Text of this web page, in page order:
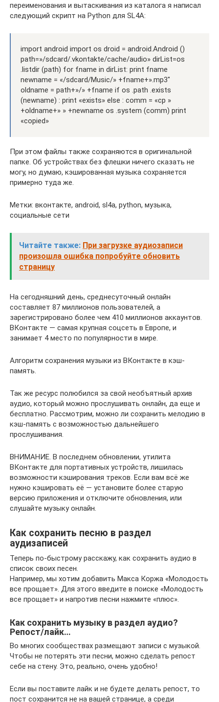
переименования и вытаскивания из каталога я написал
следующий скрипт на Python для SL4A:
import android import os droid = android.Android ()
path=»/sdcard/.vkontakte/cache/audio» dirList=os
.listdir (path) for fname in dirList: print fname
newname = «/sdcard/Music/» +fname+».mp3″
oldname = path+»/» +fname if os .path .exists
(newname) : print «exists» else : comm = «cp »
+oldname+» » +newname os .system (comm) print
«copied»
При этом файлы также сохраняются в оригинальной
папке. Об устройствах без флешки ничего сказать не
могу, но думаю, кэшированная музыка сохраняется
примерно туда же.
Метки: вконтакте, android, sl4a, python, музыка,
социальные сети
Читайте также: При загрузке аудиозаписи
произошла ошибка попробуйте обновить
страницу
На сегодняшний день, среднесуточный онлайн
составляет 87 миллионов пользователей, а
зарегистрировано более чем 410 миллионов аккаунтов.
ВКонтакте — самая крупная соцсеть в Европе, и
занимает 4 место по популярности в мире.
Алгоритм сохранения музыки из ВКонтакте в кэш-
память.
Так же ресурс полюбился за свой необъятный архив
аудио, который можно прослушивать онлайн, да еще и
бесплатно. Рассмотрим, можно ли сохранить мелодию в
кэш-память с возможностью дальнейшего
прослушивания.
ВНИМАНИЕ. В последнем обновлении, утилита
ВКонтакте для портативных устройств, лишилась
возможности кэширования треков. Если вам всё же
нужно кэшировать её — установите более старую
версию приложения и отключите обновления, или
слушайте музыку онлайн.
Как сохранить песню в раздел
аудизаписей
Теперь по-быстрому расскажу, как сохранить аудио в
список своих песен.
Например, мы хотим добавить Макса Коржа «Молодость
все прощает». Для этого введите в поиске «Молодость
все прощает» и напротив песни нажмите «плюс».
Как сохранить музыку в раздел аудио?
Репост/лайк…
Во многих сообществах размещают записи с музыкой.
Чтобы не потерять эти песни, можно сделать репост
себе на стену. Это, реально, очень удобно!
Если вы поставите лайк и не будете делать репост, то
пост сохранится не на вашей странице, а среди